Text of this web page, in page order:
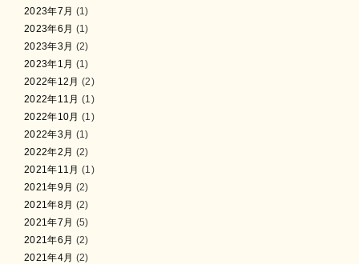
2023年7月 (1)
2023年6月 (1)
2023年3月 (2)
2023年1月 (1)
2022年12月 (2)
2022年11月 (1)
2022年10月 (1)
2022年3月 (1)
2022年2月 (2)
2021年11月 (1)
2021年9月 (2)
2021年8月 (2)
2021年7月 (5)
2021年6月 (2)
2021年4月 (2)